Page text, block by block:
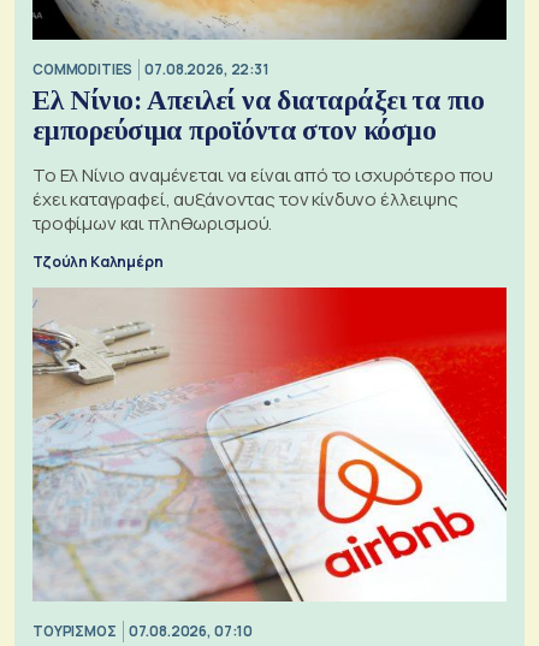
COMMODITIES 07.08.2026, 22:31
Ελ Νίνιο: Απειλεί να διαταράξει τα πιο
εμπορεύσιμα προϊόντα στον κόσμο
Το Ελ Νίνιο αναμένεται να είναι από το ισχυρότερο που
έχει καταγραφεί, αυξάνοντας τον κίνδυνο έλλειψης
τροφίμων και πληθωρισμού.
Τζούλη Καλημέρη
ΤΟΥΡΙΣΜΟΣ 07.08.2026, 07:10